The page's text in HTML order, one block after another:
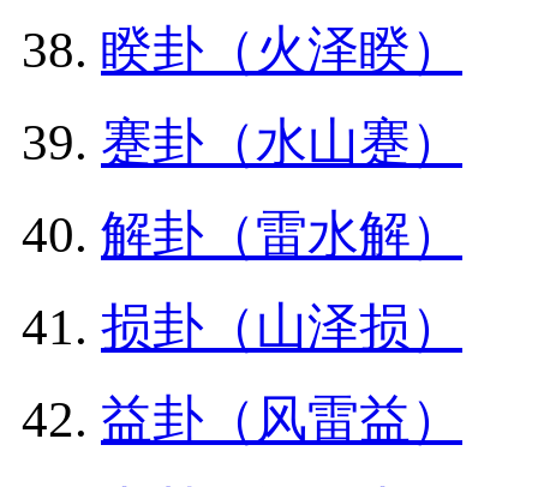
睽卦（火泽睽）
蹇卦（水山蹇）
解卦（雷水解）
损卦（山泽损）
益卦（风雷益）